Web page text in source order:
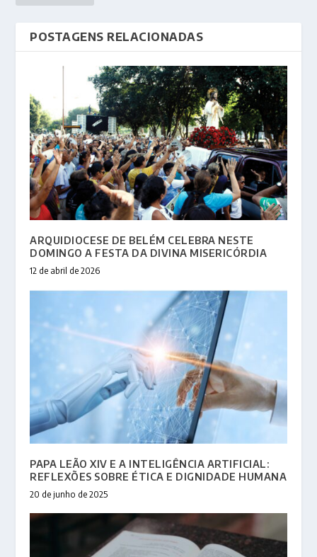
POSTAGENS RELACIONADAS
ARQUIDIOCESE DE BELÉM CELEBRA NESTE
DOMINGO A FESTA DA DIVINA MISERICÓRDIA
12 de abril de 2026
PAPA LEÃO XIV E A INTELIGÊNCIA ARTIFICIAL:
REFLEXÕES SOBRE ÉTICA E DIGNIDADE HUMANA
20 de junho de 2025